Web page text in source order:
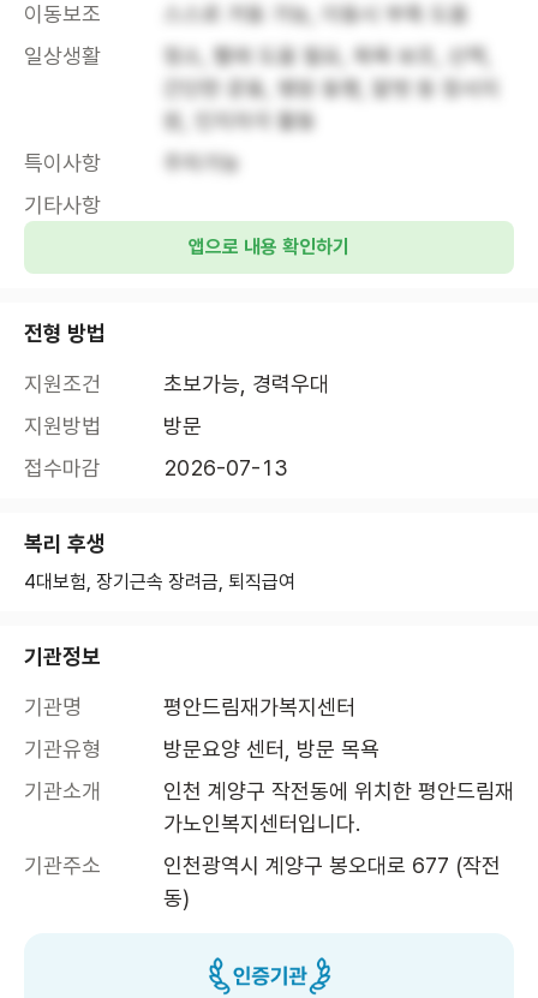
이동보조
스스로 거동 가능, 이동시 부축 도움
일상생활
청소, 빨래 도움 필요, 목욕 보조, 산책,
간단한 운동, 병원 동행, 말벗 등 정서지
원, 인지자극 활동
특이사항
주차가능
기타사항
앱으로 내용 확인하기
전형 방법
지원조건
초보가능, 경력우대
지원방법
방문
접수마감
2026-07-13
복리 후생
4대보험, 장기근속 장려금, 퇴직급여
기관정보
기관명
평안드림재가복지센터
기관유형
방문요양 센터, 방문 목욕
기관소개
인천 계양구 작전동에 위치한 평안드림재
가노인복지센터입니다.
기관주소
인천광역시 계양구 봉오대로 677 (작전
동)